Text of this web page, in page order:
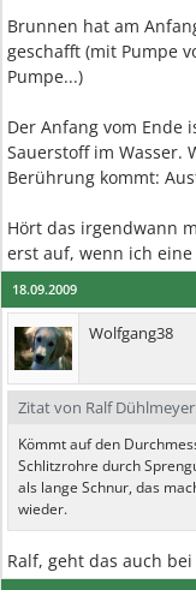
Brunnen hat am
geschafft (mit Pumpe
Pumpe...)
Der Anfang vom Ende
Sauerstoff im Wasser.
Berührung kommt:
Hört das irgendwann
erst auf, wenn ich
18.09.2009
Wolfgang38
Zitat von Ralf
Kömmt auf den
Schlitzrohre durch
als lange Schnur, das
wieder.
Ralf, geht das auch